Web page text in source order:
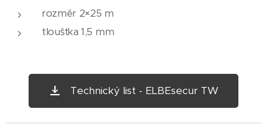
rozměr 2×25 m
tloušťka 1,5 mm
Technický list - ELBEsecur TW